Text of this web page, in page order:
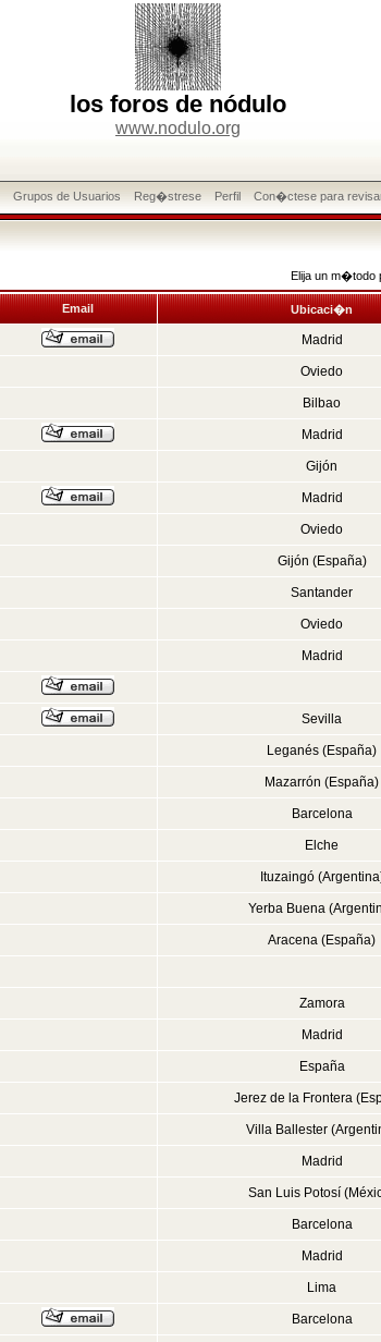
los foros de nódulo
www.nodulo.org
Grupos de Usuarios Reg�strese Perfil Con�ctese para
Elija un m�todo
Email Ubicaci�n
Madrid
Oviedo
Bilbao
Madrid
Gijón
Madrid
Oviedo
Gijón (España)
Santander
Oviedo
Madrid
Sevilla
Leganés (España)
Mazarrón (España)
Barcelona
Elche
Ituzaingó
Yerba Buena
Aracena (España)
Zamora
Madrid
España
Jerez de la Frontera
Villa Ballester
Madrid
San Luis Potosí
Barcelona
Madrid
Lima
Barcelona